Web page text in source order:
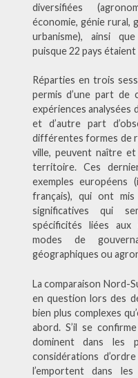
diversifiées
économie, génie rural,
urbanisme), ainsi
puisque 22 pays
Réparties en trois
permis d’une part de
expériences analysées
et d’autre part
différentes formes de
ville, peuvent naître
territoire. Ces
exemples européens
français), qui ont
significatives qui
spécificités liées
modes de
géographiques ou
La comparaison Nord-
en question lors des
bien plus complexes
abord. S’il se
dominent dans les
considérations
l’emportent dans